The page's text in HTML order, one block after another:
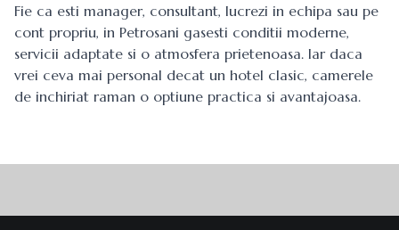
Fie ca esti manager, consultant, lucrezi in echipa sau pe
cont propriu, in Petrosani gasesti conditii moderne,
servicii adaptate si o atmosfera prietenoasa. Iar daca
vrei ceva mai personal decat un hotel clasic, camerele
de inchiriat raman o optiune practica si avantajoasa.